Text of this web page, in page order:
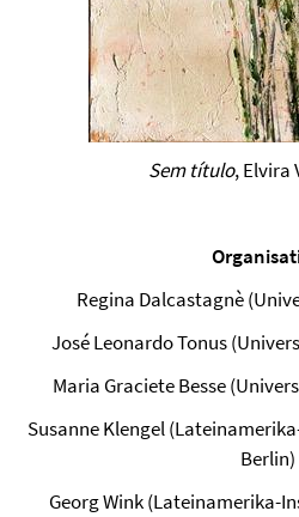
Sem título, Elvira
Regina Dalcastagnè
José Leonardo Tonus
Maria Graciete Besse
Susanne Klengel
Berlin)
Georg Wink (Lateinamerika-